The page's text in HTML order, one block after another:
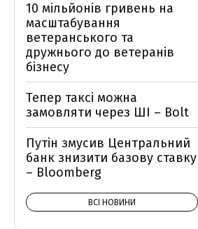
10 мільйонів гривень на
масштабування
ветеранського та
дружнього до ветеранів
бізнесу
Тепер таксі можна
замовляти через ШІ – Bolt
Путін змусив Центральний
банк знизити базову ставку
– Bloomberg
ВСІ НОВИНИ